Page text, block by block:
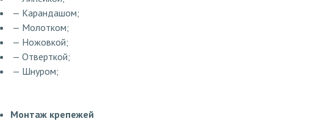
— Карандашом;
— Молотком;
— Ножовкой;
— Отверткой;
— Шнуром;
Монтаж крепежей